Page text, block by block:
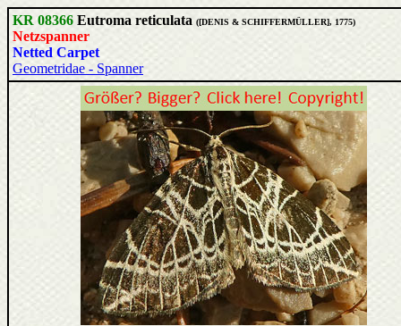
KR 08366 Eutroma reticulata ([DENIS & SCHIFFERMÜLLER], 1775)
Netzspanner
Netted Carpet
Geometridae - Spanner